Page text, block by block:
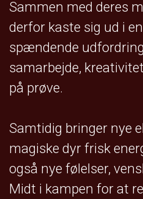
Sammen med deres
derfor kaste sig ud i
spændende
samarbejde,
på prøve.
Samtidig bringer nye
magiske dyr frisk
også nye følelser,
Midt i kampen for at